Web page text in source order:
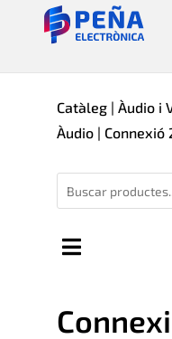
Catàleg| Àudio i
Àudio| Connexió